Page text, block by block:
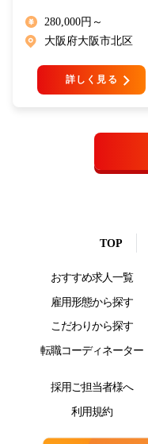
280,000円～
大阪府大阪市北区
詳しく見る
TOP
おすすめ求人一覧
雇用形態から探す
こだわりから探す
転職コーディネーター
採用ご担当者様へ
利用規約